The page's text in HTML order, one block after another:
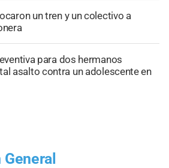
un tren y un colectivo a
para dos hermanos
asalto contra un adolescente en